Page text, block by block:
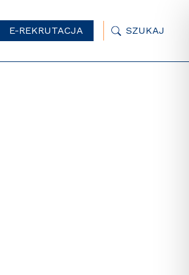
E-REKRUTACJA SZUKAJ